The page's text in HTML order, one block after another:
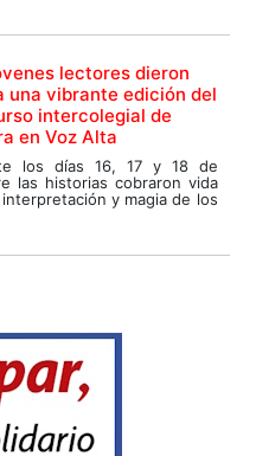
lectores dieron
una vibrante edición del
intercolegial de
en Voz Alta
los días 16, 17 y 18 de
las historias cobraron vida
y magia de los